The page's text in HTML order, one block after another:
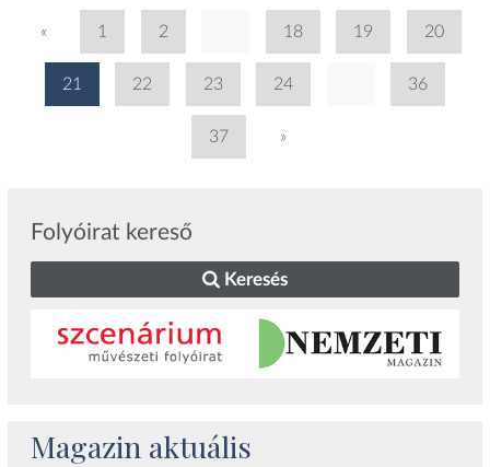
« 1 2 18 19 20
21 22 23 24 36
37 »
Folyóirat kereső
Keresés
Magazin aktuális